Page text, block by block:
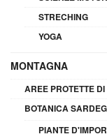
STRECHING
YOGA
MONTAGNA
AREE PROTETTE
BOTANICA
PIANTE